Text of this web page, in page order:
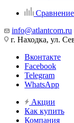
info@atlantcom.ru
г. Находка, ул.
Вконтакте
Facebook
Telegram
WhatsApp
Акции
Как купить
Компания